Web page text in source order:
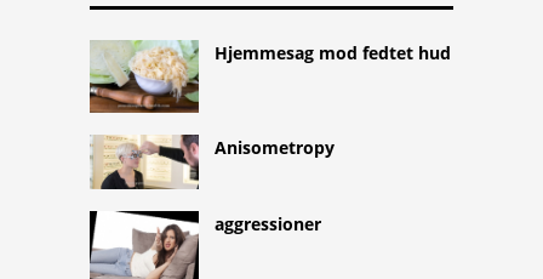
Hjemmesag mod fedtet hud
Anisometropy
aggressioner